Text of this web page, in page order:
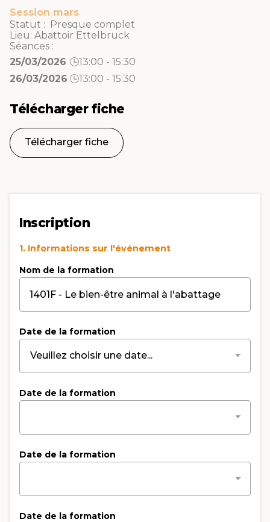
Session mars
Statut : Presque complet
Lieu: Abattoir Ettelbruck
Séances :
25/03/2026
13:00 - 15:30
26/03/2026
13:00 - 15:30
Télécharger fiche
Télécharger fiche
Inscription
1. Informations sur l'événement
Nom de la formation
Date de la formation
Date de la formation
Date de la formation
Date de la formation